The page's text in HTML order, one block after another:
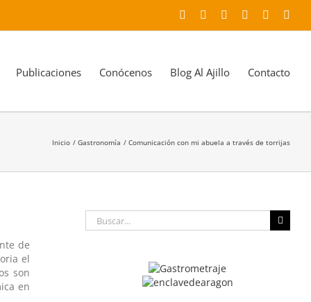
Facebook YouTubeInstagramLinkedIn
Publicaciones Conócenos Blog Al Ajillo Contacto
Inicio Gastronomía Comunicación con mi abuela a través de torrijas
de
el
son
en
Buscar: